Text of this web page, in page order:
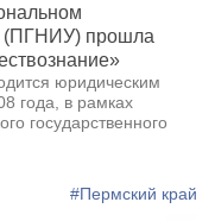
(ПГНИУ) прошла
юридическим
года, в рамках
государственного
#Пермский край